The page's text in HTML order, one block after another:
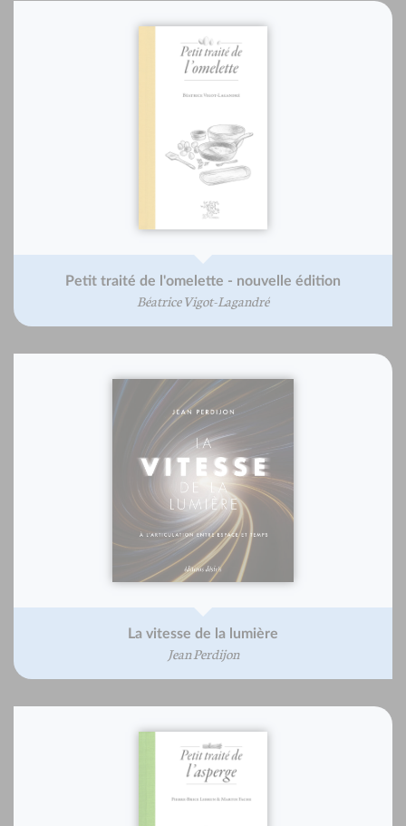
Petit traité de l'omelette - nouvelle édition
Béatrice Vigot-Lagandré
La vitesse de la lumière
Jean Perdijon